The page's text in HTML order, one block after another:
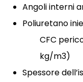
Angoli interni
Poliuretano
CFC
kg/m3)
Spessore